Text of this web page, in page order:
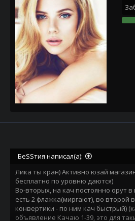
БеSSтия написал(а):
Лика ты кран) Активно юзай
бесплатно по уровню даются)
Во-вторых, на кач постоянно орут
есть 2 флажка(миргают), во второй
конвертики - по ним кач быстрый)
объявление Качаю 1-39, это для